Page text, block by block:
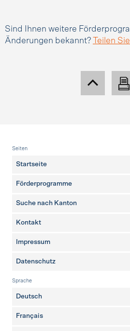
Sind Ihnen weitere
Änderungen bekannt?
Teilen
Fusszeile
Seiten
Startseite
Förderprogramme
Suche nach Kanton
weitere Seiten
Kontakt
Impressum
Datenschutz
Sprache
Deutsch
Français